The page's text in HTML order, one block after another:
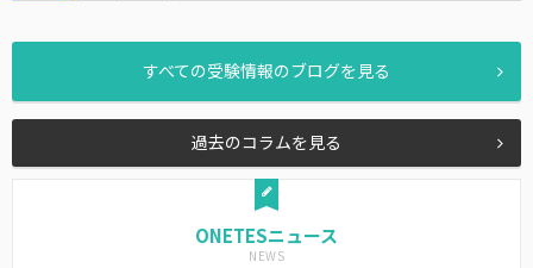
すべての受験情報のブログを見る
過去のコラムを見る
ONETESニュース